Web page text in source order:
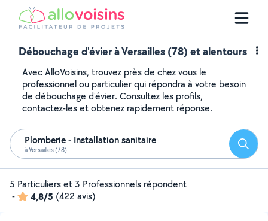
Débouchage d'évier à Versailles (78) et alentours
Avec AlloVoisins, trouvez près de chez vous le
professionnel ou particulier qui répondra à votre besoin
de débouchage d'évier. Consultez les profils,
contactez-les et obtenez rapidement réponse.
Plomberie - Installation sanitaire
à Versailles (78)
5 Particuliers et 3 Professionnels répondent
-
4,8/5 (422 avis)